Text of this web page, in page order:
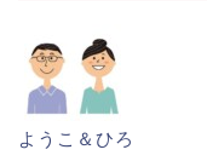
ようこ＆ひろ